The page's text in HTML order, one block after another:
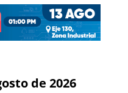
de 2026